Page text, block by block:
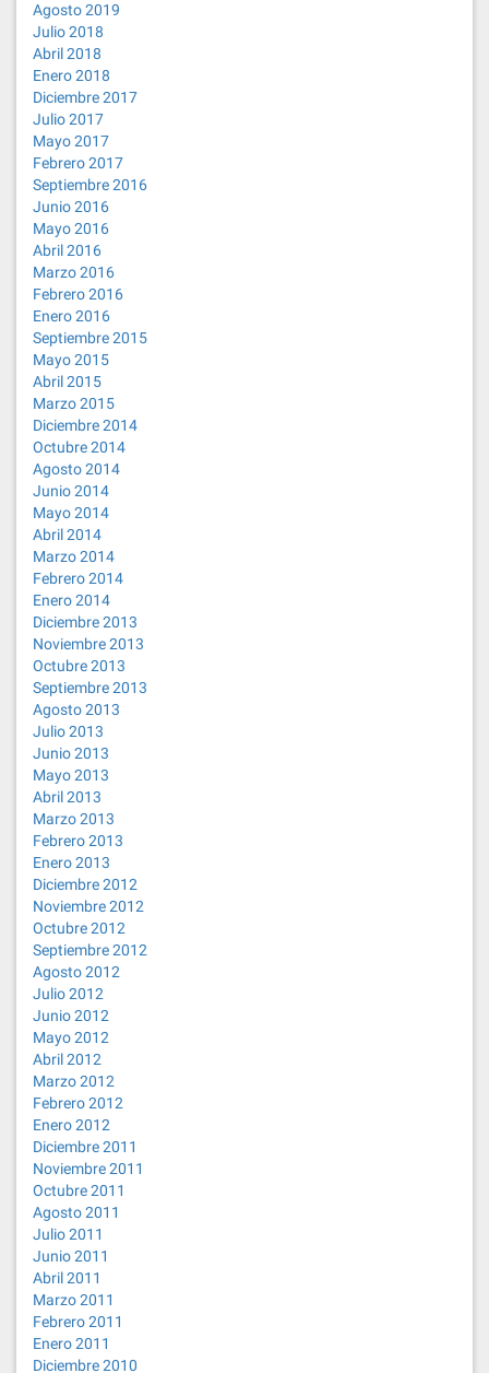
Agosto 2019
Julio 2018
Abril 2018
Enero 2018
Diciembre 2017
Julio 2017
Mayo 2017
Febrero 2017
Septiembre 2016
Junio 2016
Mayo 2016
Abril 2016
Marzo 2016
Febrero 2016
Enero 2016
Septiembre 2015
Mayo 2015
Abril 2015
Marzo 2015
Diciembre 2014
Octubre 2014
Agosto 2014
Junio 2014
Mayo 2014
Abril 2014
Marzo 2014
Febrero 2014
Enero 2014
Diciembre 2013
Noviembre 2013
Octubre 2013
Septiembre 2013
Agosto 2013
Julio 2013
Junio 2013
Mayo 2013
Abril 2013
Marzo 2013
Febrero 2013
Enero 2013
Diciembre 2012
Noviembre 2012
Octubre 2012
Septiembre 2012
Agosto 2012
Julio 2012
Junio 2012
Mayo 2012
Abril 2012
Marzo 2012
Febrero 2012
Enero 2012
Diciembre 2011
Noviembre 2011
Octubre 2011
Agosto 2011
Julio 2011
Junio 2011
Abril 2011
Marzo 2011
Febrero 2011
Enero 2011
Diciembre 2010